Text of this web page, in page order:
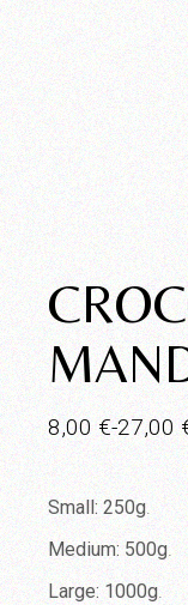
8,00€-27,00
Fascia
di
prezzo:
da
8,00 €
a
27,00 €
Small: 250g.
Medium: 500g.
Large: 1000g.